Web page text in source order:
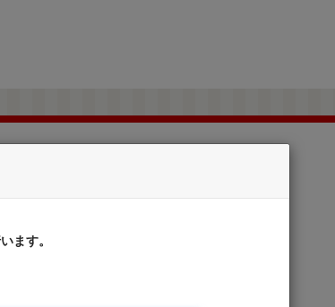
み
ませんのでご了承ください。
ます。